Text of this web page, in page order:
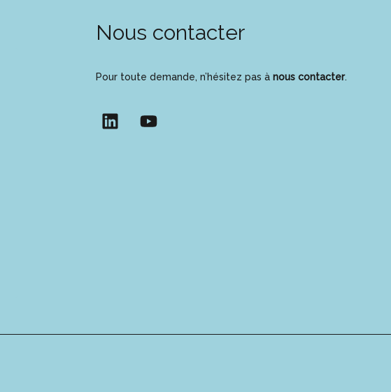
Nous contacter
Pour toute demande, n’hésitez pas à nous contacter.